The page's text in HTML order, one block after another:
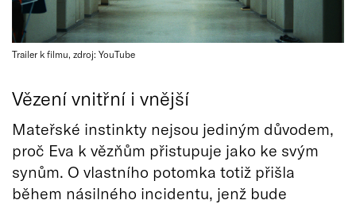
Trailer k filmu, zdroj: YouTube
Vězení vnitřní i vnější
Mateřské instinkty nejsou jediným důvodem,
proč Eva k vězňům přistupuje jako ke svým
synům. O vlastního potomka totiž přišla
během násilného incidentu, jenž bude